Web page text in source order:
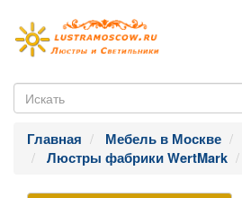
Главная Мебель в Москве
Люстры фабрики WertMark